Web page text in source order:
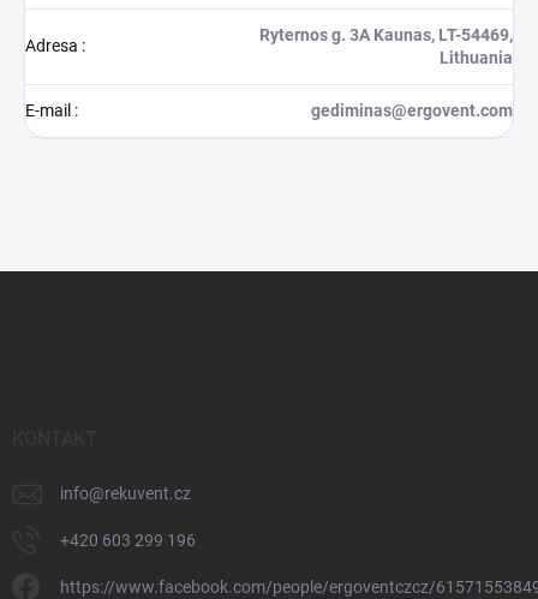
Adresa :
Ryternos g. 3A Kaunas, LT-54469,
Lithuania
E-mail : gediminas@ergovent.com
info@rekuvent.cz
+420 603 299 196
https://www.facebook.com/people/ergoventczcz/